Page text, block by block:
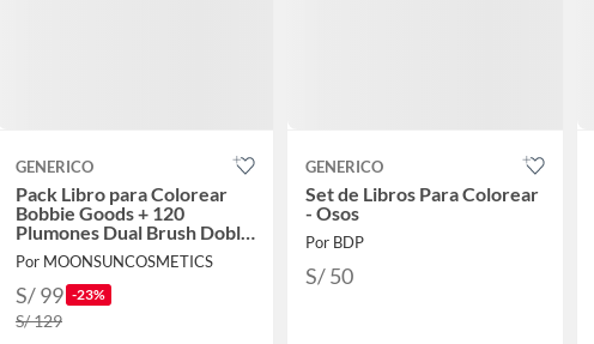
GENERICO
Pack Libro para Colorear
Bobbie Goods + 120
Plumones Dual Brush Doble
Punta
Por MOONSUNCOSMETICS
S/ 99 -23%
S/ 129
GENERICO
Set de Libros Para Colorear
- Osos
Por BDP
S/ 50